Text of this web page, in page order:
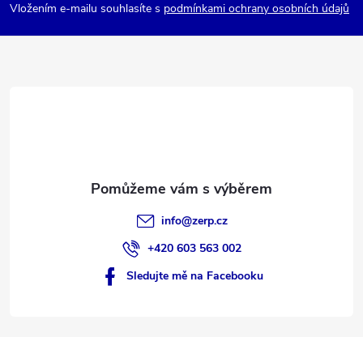
p
i
p
a
Vložením e-mailu souhlasíte s podmínkami ochrany osobních údajů
info@zerp.cz
+420 603 563 002
Sledujte mě na Facebooku